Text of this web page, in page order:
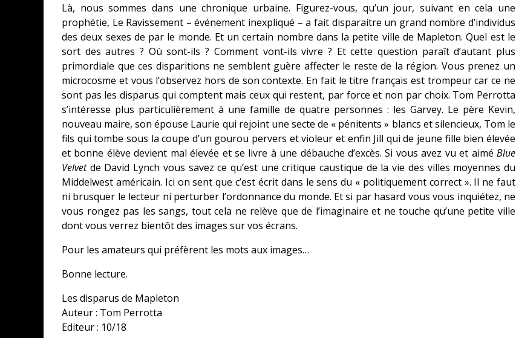
Là, nous sommes dans une chronique urbaine. Figurez-vous, qu’un jour, suivant en cela une
prophétie, Le Ravissement – événement inexpliqué – a fait disparaitre un grand nombre d’individus
des deux sexes de par le monde. Et un certain nombre dans la petite ville de Mapleton. Quel est le
sort des autres ? Où sont-ils ? Comment vont-ils vivre ? Et cette question paraît d’autant plus
primordiale que ces disparitions ne semblent guère affecter le reste de la région. Vous prenez un
microcosme et vous l’observez hors de son contexte. En fait le titre français est trompeur car ce ne
sont pas les disparus qui comptent mais ceux qui restent, par force et non par choix. Tom Perrotta
s’intéresse plus particulièrement à une famille de quatre personnes : les Garvey. Le père Kevin,
nouveau maire, son épouse Laurie qui rejoint une secte de « pénitents » blancs et silencieux, Tom le
fils qui tombe sous la coupe d’un gourou pervers et violeur et enfin Jill qui de jeune fille bien élevée
et bonne élève devient mal élevée et se livre à une débauche d’excès. Si vous avez vu et aimé Blue
Velvetde David Lynch vous savez ce qu’est une critique caustique de la vie des villes moyennes du
Middelwest américain. Ici on sent que c’est écrit dans le sens du « politiquement correct ». Il ne faut
ni brusquer le lecteur ni perturber l’ordonnance du monde. Et si par hasard vous vous inquiétez, ne
vous rongez pas les sangs, tout cela ne relève que de l’imaginaire et ne touche qu’une petite ville
dont vous verrez bientôt des images sur vos écrans.
Pour les amateurs qui préfèrent les mots aux images…
Bonne lecture.
Les disparus de Mapleton
Auteur : Tom Perrotta
Editeur : 10/18